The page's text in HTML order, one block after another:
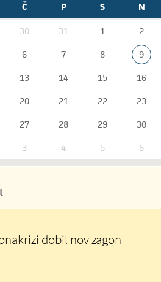
Č P S N
30 31 1
2
6 7 8
9
13 14 15
16
20 21 22
23
27 28 29
30
3 4 5 6
dobil nov zagon